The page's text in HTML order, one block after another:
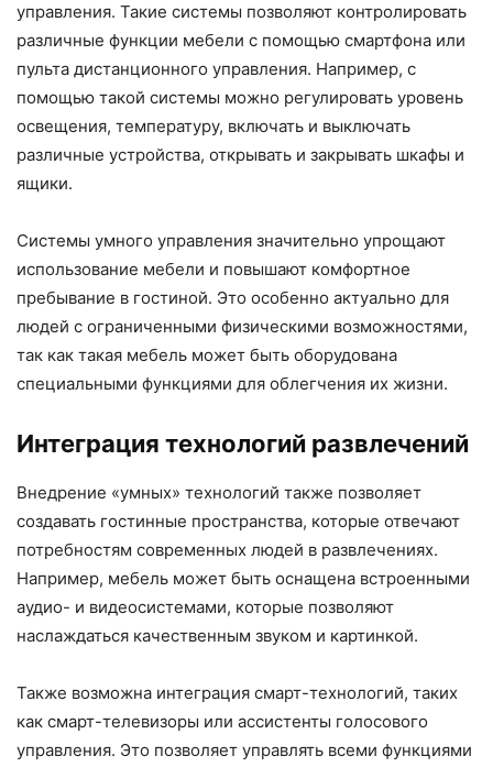
управления. Такие системы позволяют контролировать
различные функции мебели с помощью смартфона или
пульта дистанционного управления. Например, с
помощью такой системы можно регулировать уровень
освещения, температуру, включать и выключать
различные устройства, открывать и закрывать шкафы и
ящики.
Системы умного управления значительно упрощают
использование мебели и повышают комфортное
пребывание в гостиной. Это особенно актуально для
людей с ограниченными физическими возможностями,
так как такая мебель может быть оборудована
специальными функциями для облегчения их жизни.
Интеграция технологий развлечений
Внедрение «умных» технологий также позволяет
создавать гостинные пространства, которые отвечают
потребностям современных людей в развлечениях.
Например, мебель может быть оснащена встроенными
аудио- и видеосистемами, которые позволяют
наслаждаться качественным звуком и картинкой.
Также возможна интеграция смарт-технологий, таких
как смарт-телевизоры или ассистенты голосового
управления. Это позволяет управлять всеми функциями